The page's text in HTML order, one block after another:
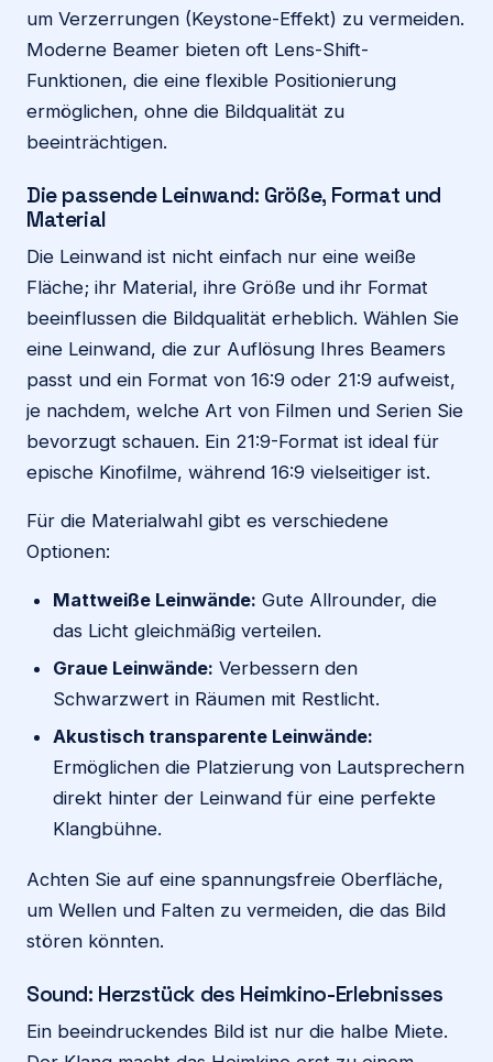
um Verzerrungen (Keystone-Effekt) zu vermeiden.
Moderne Beamer bieten oft Lens-Shift-
Funktionen, die eine flexible Positionierung
ermöglichen, ohne die Bildqualität zu
beeinträchtigen.
Die passende Leinwand: Größe, Format und
Material
Die Leinwand ist nicht einfach nur eine weiße
Fläche; ihr Material, ihre Größe und ihr Format
beeinflussen die Bildqualität erheblich. Wählen Sie
eine Leinwand, die zur Auflösung Ihres Beamers
passt und ein Format von 16:9 oder 21:9 aufweist,
je nachdem, welche Art von Filmen und Serien Sie
bevorzugt schauen. Ein 21:9-Format ist ideal für
epische Kinofilme, während 16:9 vielseitiger ist.
Für die Materialwahl gibt es verschiedene
Optionen:
Mattweiße Leinwände: Gute Allrounder, die
das Licht gleichmäßig verteilen.
Graue Leinwände: Verbessern den
Schwarzwert in Räumen mit Restlicht.
Akustisch transparente Leinwände:
Ermöglichen die Platzierung von Lautsprechern
direkt hinter der Leinwand für eine perfekte
Klangbühne.
Achten Sie auf eine spannungsfreie Oberfläche,
um Wellen und Falten zu vermeiden, die das Bild
stören könnten.
Sound: Herzstück des Heimkino-Erlebnisses
Ein beeindruckendes Bild ist nur die halbe Miete.